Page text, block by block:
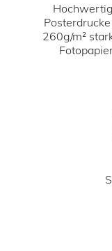
260g/m²